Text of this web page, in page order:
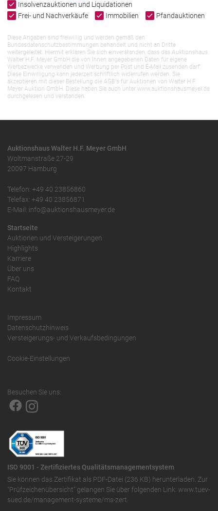
Insolvenzauktionen und Liquidationen
Frei- und Nachverkäufe
Immobilien Pfandauktionen
Diese Angaben sind freiwillig und werden gemäß den
Bundesdatenschutzbestimmungen behandelt und nicht an Dritte
weitergeleitet. Hiermit erklären Sie sich einverstanden, dass das Auktionshaus
Walter H.F. Meyer GmbH die von Ihnen angegebenen Daten für eigene
Werbezwecke verwenden und Werbung per Post und E-Mail zusenden darf.
Diese Einwilligung kann jederzeit schriftlich widerrufen werden. Sie
akzeptieren mit dieser Bestellung die AGB`s für Auktionen von Walter H.F.
Meyer Auktion GmbH. Diese haben Sie auch unter www.auktionshausmeyer.de
durchgelesen und verstanden.
Auktionshaus Walter H.F. Meyer GmbH
Woltmanstraße 27-29
20097 Hamburg
Telefon: +49 40 23856860
Telefax: +49 40 23856871
E-Mail: info@auktionshausmeyer.de
Startseite
Auktionen und Versteigerungen
Highlights
Karriere
Über uns
FAQ
Kontakt
Impressum
Datenschutzhinweis
Versteigerungs- und Verkaufsbedingungen
Cookie-Einstellungen
Besuchen Sie uns:
ISO 9001 - Zertifiziertes Qualitätsmanagementsystem
Sie können das Zertifikat als PDF-Datei (236 KB) herunterladen. Zur
"Prüfzeichenübersicht" gelangen Sie über folgenden Link: www.tuev-
sued.de/management-systeme/ms-zert